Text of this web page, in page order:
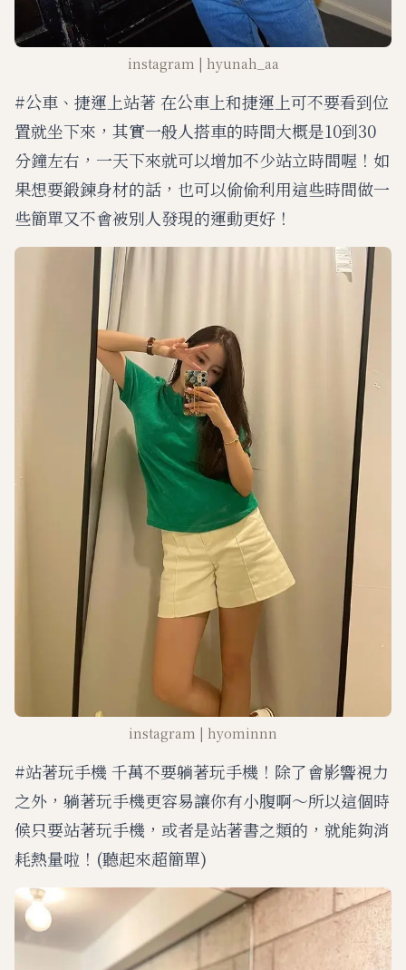
instagram | hyunah_aa
#公車、捷運上站著 在公車上和捷運上可不要看到位
置就坐下來，其實一般人搭車的時間大概是10到30
分鐘左右，一天下來就可以增加不少站立時間喔！如
果想要鍛鍊身材的話，也可以偷偷利用這些時間做一
些簡單又不會被別人發現的運動更好！
instagram | hyominnn
#站著玩手機 千萬不要躺著玩手機！除了會影響視力
之外，躺著玩手機更容易讓你有小腹啊～所以這個時
候只要站著玩手機，或者是站著書之類的，就能夠消
耗熱量啦！(聽起來超簡單)